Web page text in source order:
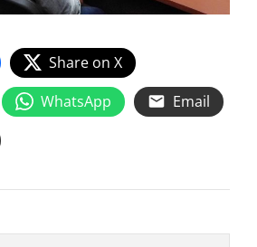
Share on X
WhatsApp
Email